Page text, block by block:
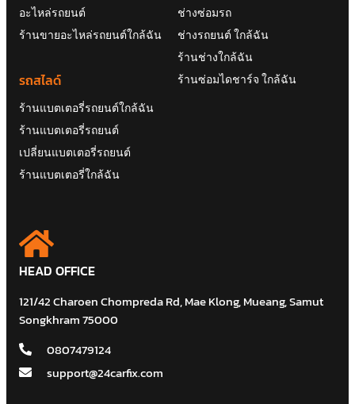
อะไหล่รถยนต์
ร้านขายอะไหล่รถยนต์ใกล้ฉัน
รถสไลด์
ร้านแบตเตอรี่รถยนต์ใกล้ฉัน
ร้านแบตเตอรี่รถยนต์
เปลี่ยนแบตเตอรี่รถยนต์
ร้านแบตเตอรี่ใกล้ฉัน
ช่างซ่อมรถ
ช่างรถยนต์ ใกล้ฉัน
ร้านช่างใกล้ฉัน
ร้านซ่อมไดชาร์จ ใกล้ฉัน
HEAD OFFICE
121/42 Charoen Chompreda Rd, Mae Klong, Mueang, Samut
Songkhram 75000
0807479124
support@24carfix.com